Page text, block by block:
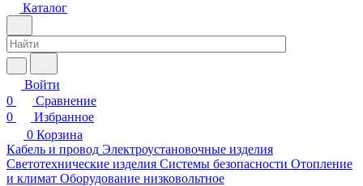
Каталог
Войти
0
Сравнение
0
Избранное
0 Корзина
Кабель и провод Электроустановочные изделия
Светотехнические изделия Системы безопасности Отопление
и климат Оборудование низковольтное